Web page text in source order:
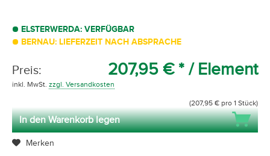
ELSTERWERDA: VERFÜGBAR
BERNAU: LIEFERZEIT NACH ABSPRACHE
Preis: 207,95 € * / Element
inkl. MwSt. zzgl. Versandkosten
(207,95 € pro 1 Stück)
In den Warenkorb legen
Merken